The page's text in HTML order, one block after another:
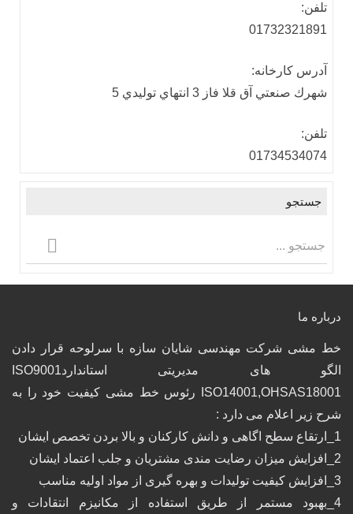
تلفن:
01732321891
آدرس كارخانه:
شهرك صنعتي آق قلا فاز 3 انتهاي توليدي 5
تلفن:
01734534074
جستجو
درباره ما
خط مشی شرکت مهندسی شایان سازه با سرلوحه قرار دادن
الگو های مدیریتی استانداردISO9001
ISO14001,OHSAS18001 رئوس خط مشی کیفیت خود را به
شرح زیر اعلام می دارد :
1_ارتقاع سطح اگاهی و دانش کارکنان و بالا بردن تخصص ایشان
2_افزایش میزان رضایت مندی مشتریان و جلب اعتماد ایشان
3_افزایش کیفیت تولیدات و بهره گیری از مواد اولیه مناسب
4_بهبود مستمر از طریق استفاده از مکانیزم انتقادات و